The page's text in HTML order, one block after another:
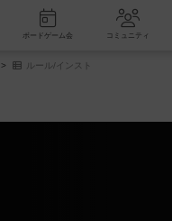
着レビュー ボードゲーム会
ルール/インスト